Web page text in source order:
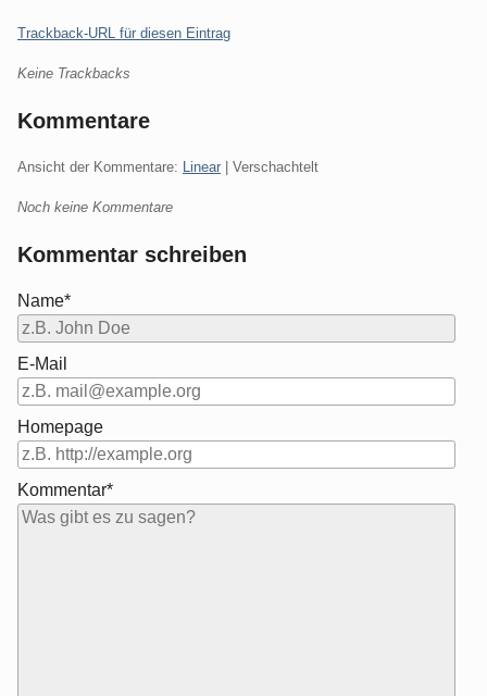
Trackback-URL für diesen Eintrag
Keine Trackbacks
Kommentare
Ansicht der Kommentare: Linear | Verschachtelt
Noch keine Kommentare
Kommentar schreiben
Name*
E-Mail
Homepage
Kommentar*